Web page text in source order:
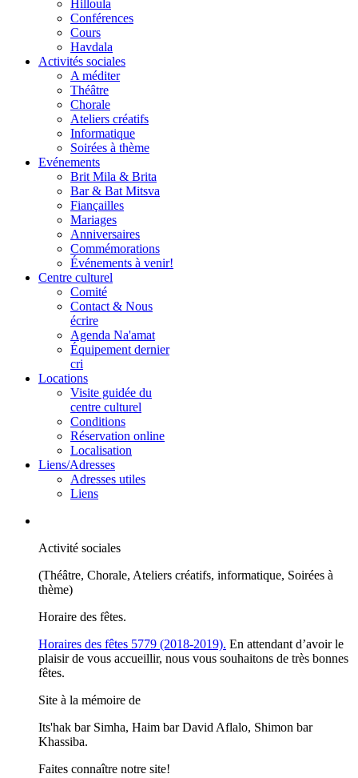
Hilloula
Conférences
Cours
Havdala
Activités sociales
A méditer
Théâtre
Chorale
Ateliers créatifs
Informatique
Soirées à thème
Evénements
Brit Mila & Brita
Bar & Bat Mitsva
Fiançailles
Mariages
Anniversaires
Commémorations
Événements à venir!
Centre culturel
Comité
Contact & Nous
écrire
Agenda Na'amat
Équipement dernier
cri
Locations
Visite guidée du
centre culturel
Conditions
Réservation online
Localisation
Liens/Adresses
Adresses utiles
Liens
Activité sociales
(Théâtre, Chorale, Ateliers créatifs, informatique, Soirées à
thème)
Horaire des fêtes.
Horaires des fêtes 5779 (2018-2019). En attendant d’avoir le
plaisir de vous accueillir, nous vous souhaitons de très bonnes
fêtes.
Site à la mémoire de
Its'hak bar Simha, Haim bar David Aflalo, Shimon bar
Khassiba.
Faites connaître notre site!